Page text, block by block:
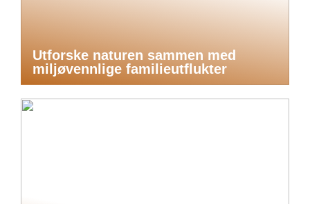
Utforske naturen sammen med
miljøvennlige familieutflukter